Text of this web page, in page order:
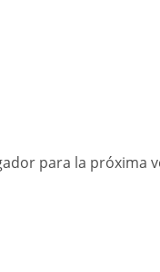
para la próxima